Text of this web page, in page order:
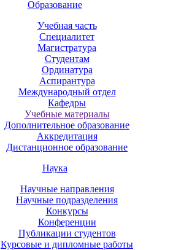
Образование
Учебная часть
Специалитет
Магистратура
Студентам
Ординатура
Аспирантура
Международный отдел
Кафедры
Учебные материалы
Дополнительное образование
Аккредитация
Дистанционное образование
Наука
Научные направления
Научные подразделения
Конкурсы
Конференции
Публикации студентов
Курсовые и дипломные работы